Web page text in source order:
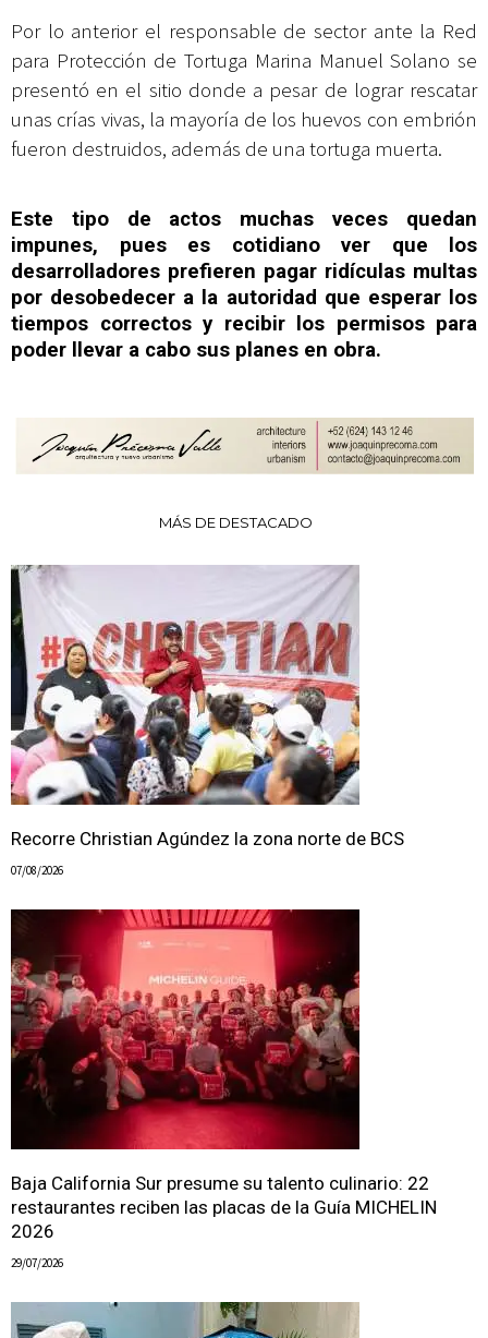
Por lo anterior el responsable de sector ante la Red
para Protección de Tortuga Marina Manuel Solano se
presentó en el sitio donde a pesar de lograr rescatar
unas crías vivas, la mayoría de los huevos con embrión
fueron destruidos, además de una tortuga muerta.
Este tipo de actos muchas veces quedan
impunes, pues es cotidiano ver que los
desarrolladores prefieren pagar ridículas multas
por desobedecer a la autoridad que esperar los
tiempos correctos y recibir los permisos para
poder llevar a cabo sus planes en obra.
MÁS DE DESTACADO
Recorre Christian Agúndez la zona norte de BCS
07/08/2026
Baja California Sur presume su talento culinario: 22
restaurantes reciben las placas de la Guía MICHELIN
2026
29/07/2026